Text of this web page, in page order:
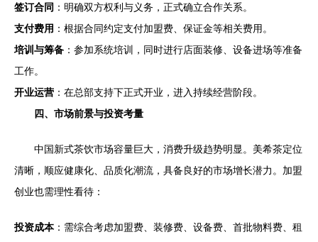
签订合同 ：明确双方权利与义务，正式确立合作关系。
支付费用 ：根据合同约定支付加盟费、保证金等相关费用。
培训与筹备 ：参加系统培训，同时进行店面装修、设备进场等准备
工作。
开业运营 ：在总部支持下正式开业，进入持续经营阶段。
四、市场前景与投资考量
中国新式茶饮市场容量巨大，消费升级趋势明显。美希茶定位
清晰，顺应健康化、品质化潮流，具备良好的市场增长潜力。加盟
创业也需理性看待：
投资成本：需综合考虑加盟费、装修费、设备费、首批物料费、租